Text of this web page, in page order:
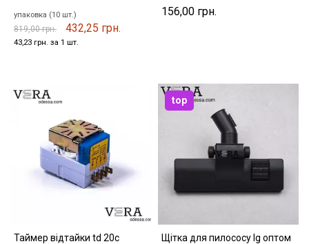
упаковка (10 шт.)
819,00 грн. 432,25 грн.
43,23 грн. за 1 шт.
156,00 грн.
Таймер відтайки td 20c
Щітка для пилососу lg оптом
top